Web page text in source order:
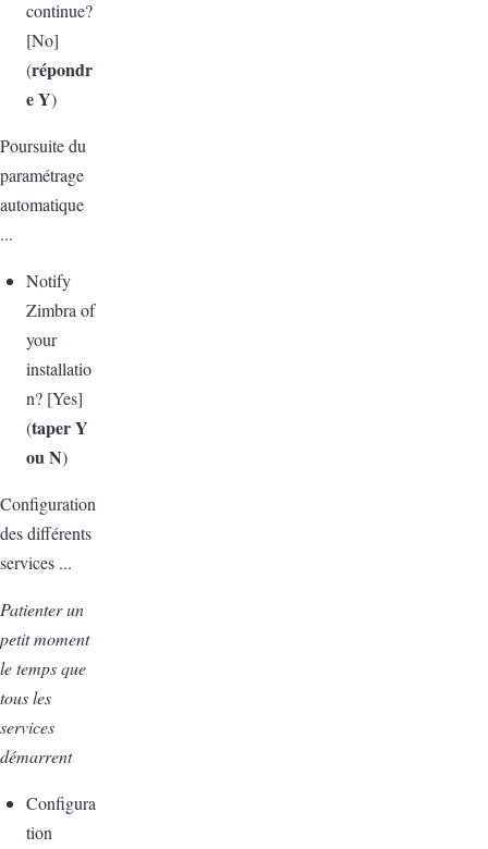
continue?
[No]
(répondr
e Y)
Poursuite du
paramétrage
automatique
...
Notify
Zimbra of
your
installatio
n? [Yes]
(taper Y
ou N)
Configuration
des différents
services ...
Patienter un
petit moment
le temps que
tous les
services
démarrent
Configura
tion